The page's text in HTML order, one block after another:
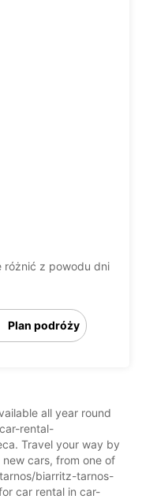
różnić z powodu dni
Plan podróży
all year round
rental-
Travel your way by
cars, from one of
biarritz-tarnos-
car rental in car-